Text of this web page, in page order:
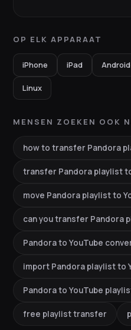
OP ELK APPARAAT
iPhone iPad Android
Linux
MENSEN ZOEKEN OOK
how to transfer Pandora
transfer Pandora playlist
move Pandora playlist to
can you transfer Pandora
Pandora to YouTube
import Pandora playlist to
Pandora to YouTube
free playlist transfer